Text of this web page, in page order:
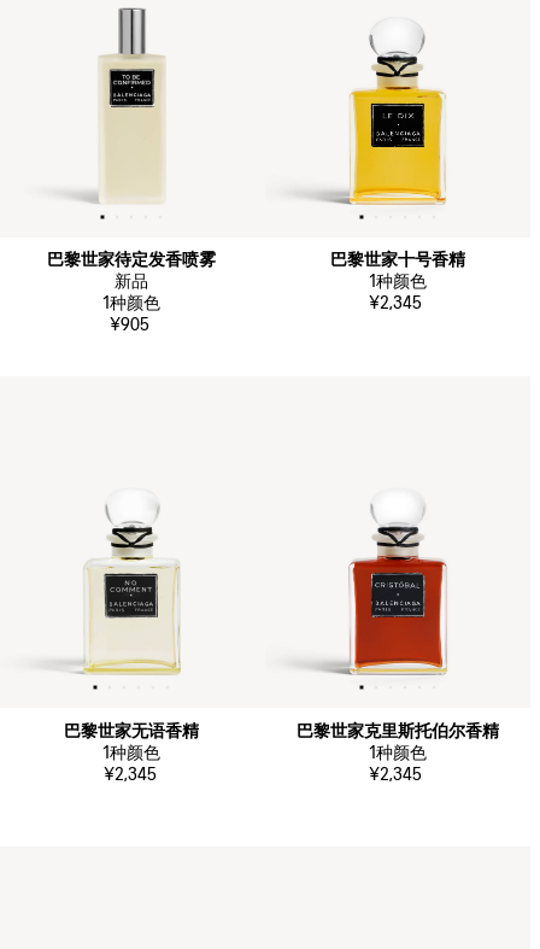
巴黎世家待定发香喷雾
新品
1种颜色
¥905
巴黎世家十号香精
1种颜色
¥2,345
巴黎世家无语香精
1种颜色
¥2,345
巴黎世家克里斯托伯尔香精
1种颜色
¥2,345